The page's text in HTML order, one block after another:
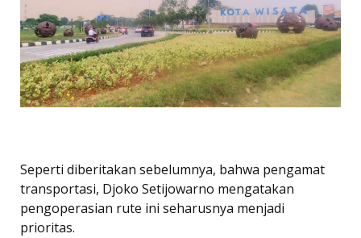
Seperti diberitakan sebelumnya, bahwa pengamat
transportasi, Djoko Setijowarno mengatakan
pengoperasian rute ini seharusnya menjadi
prioritas.